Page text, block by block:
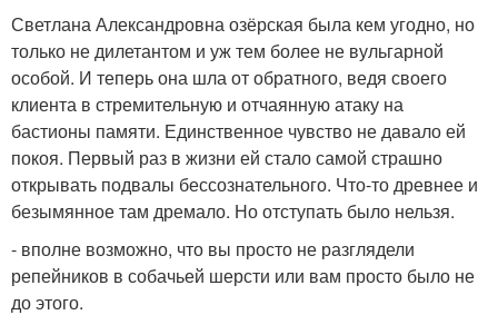
Светлана Александровна озёрская была кем угодно, но
только не дилетантом и уж тем более не вульгарной
особой. И теперь она шла от обратного, ведя своего
клиента в стремительную и отчаянную атаку на
бастионы памяти. Единственное чувство не давало ей
покоя. Первый раз в жизни ей стало самой страшно
открывать подвалы бессознательного. Что-то древнее и
безымянное там дремало. Но отступать было нельзя.
- вполне возможно, что вы просто не разглядели
репейников в собачьей шерсти или вам просто было не
до этого.